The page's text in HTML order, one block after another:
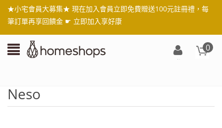
★小宅會員大募集★ 現在加入會員立即免費贈送100元註冊禮，每
筆訂單再享回饋金 ☛ 立即加入享好康
0
Neso